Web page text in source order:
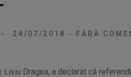
- 24/07/2018 - FĂRĂ
Liviu Dragea, a declarat că